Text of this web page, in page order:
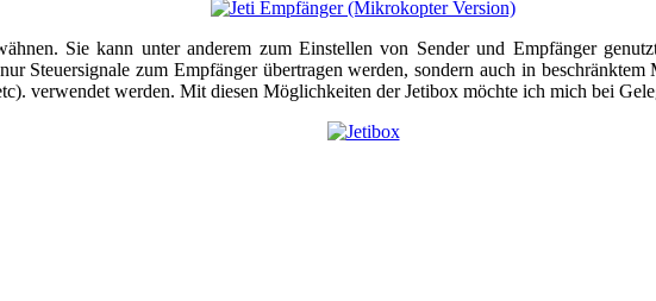
Sie kann unter anderem zum Einstellen von Sender und Empfänger
Steuersignale zum Empfänger übertragen werden, sondern auch in
verwendet werden. Mit diesen Möglichkeiten der Jetibox möchte ich mich bei